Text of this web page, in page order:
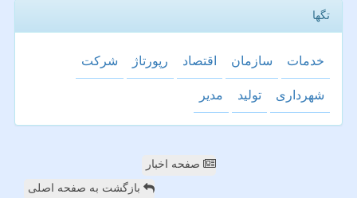
تگها
خدمات سازمان اقتصاد رپورتاژ شركت
شهرداری تولید مدیر
صفحه اخبار
بازگشت به صفحه اصلی